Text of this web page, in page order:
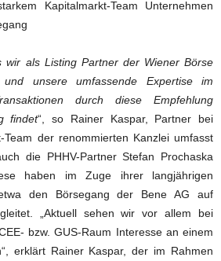
Kapitalmarkt-Team Unternehmen
wir als Listing Partner der Wiener Börse
und unsere umfassende Expertise im
durch diese Empfehlung
findet“, so Rainer Kaspar, Partner bei
Team der renommierten Kanzlei umfasst
die PHHV-Partner Stefan Prochaska
haben im Zuge ihrer langjährigen
den Börsegang der Bene AG auf
„Aktuell sehen wir vor allem bei
bzw. GUS-Raum Interesse an einem
erklärt Rainer Kaspar, der im Rahmen